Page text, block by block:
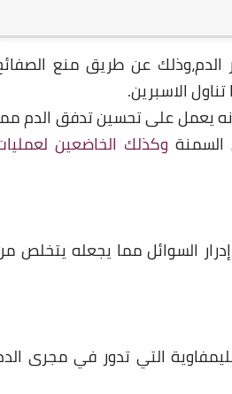
الدم،وذلك عن طريق منع
الاسبرين.
يعمل على تحسين تدفق الدم
وكذلك الخاضعين
السوائل مما يجعله يتخلص
التي تدور في مجرى